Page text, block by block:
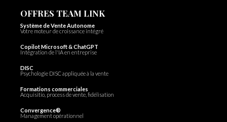
OFFRES TEAM LINK
Système de Vente Autonome
Votre moteur de croissance intégré
Copilot Microsoft & ChatGPT
Intégration de l'IA en entreprise
DISC
Psychologie DISC appliquée à la vente
Formations commerciales
Acquisitio, process de vente, fidélisation
Convergence®
Management opérationnel